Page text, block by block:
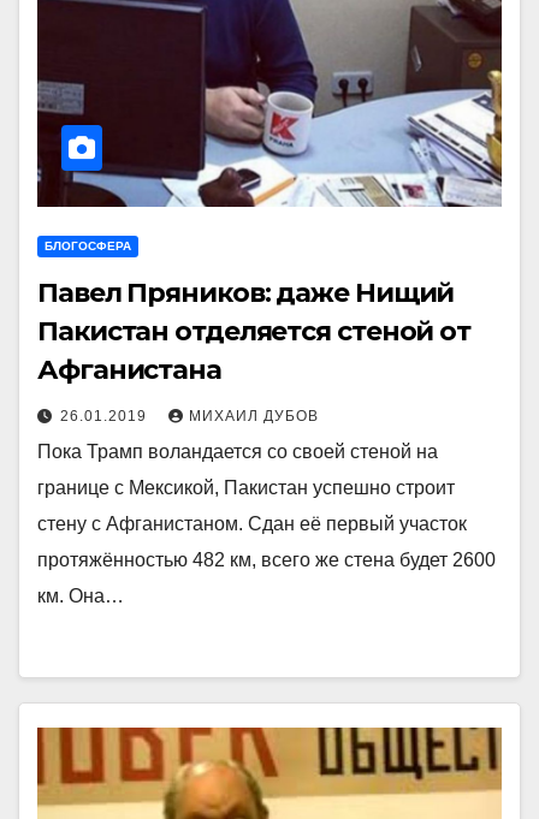
БЛОГОСФЕРА
Павел Пряников: даже Нищий
Пакистан отделяется стеной от
Афганистана
26.01.2019 МИХАИЛ ДУБОВ
Пока Трамп воландается со своей стеной на
границе с Мексикой, Пакистан успешно строит
стену с Афганистаном. Сдан её первый участок
протяжённостью 482 км, всего же стена будет 2600
км. Она…